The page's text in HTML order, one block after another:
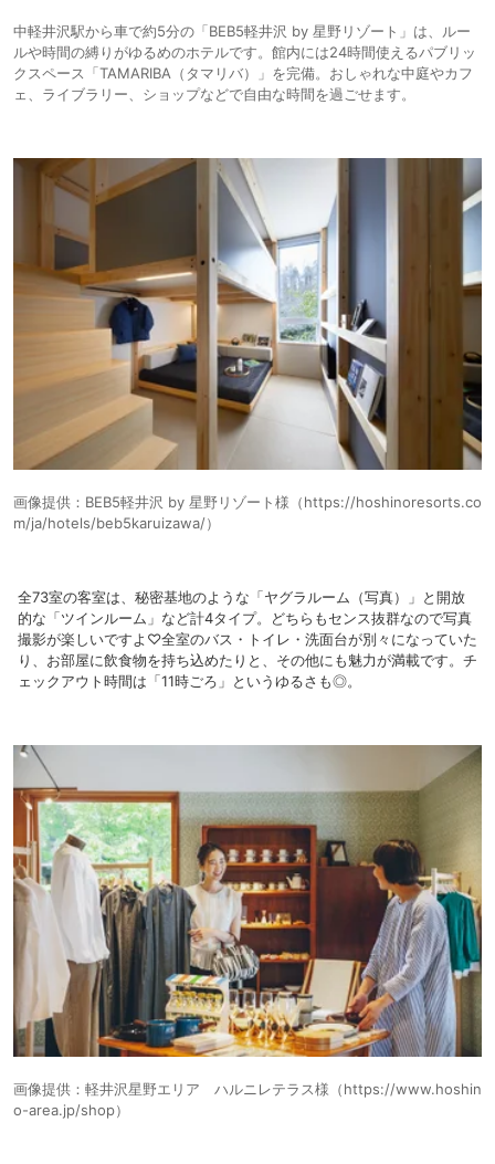
中軽井沢駅から車で約5分の「BEB5軽井沢 by 星野リゾート」は、ルー
ルや時間の縛りがゆるめのホテルです。館内には24時間使えるパブリッ
クスペース「TAMARIBA（タマリバ）」を完備。おしゃれな中庭やカフ
ェ、ライブラリー、ショップなどで自由な時間を過ごせます。
画像提供：BEB5軽井沢 by 星野リゾート様（https://hoshinoresorts.co
m/ja/hotels/beb5karuizawa/）
全73室の客室は、秘密基地のような「ヤグラルーム（写真）」と開放
的な「ツインルーム」など計4タイプ。どちらもセンス抜群なので写真
撮影が楽しいですよ♡全室のバス・トイレ・洗面台が別々になっていた
り、お部屋に飲食物を持ち込めたりと、その他にも魅力が満載です。チ
ェックアウト時間は「11時ごろ」というゆるさも◎。
画像提供：軽井沢星野エリア ハルニレテラス様（https://www.hoshin
o-area.jp/shop）